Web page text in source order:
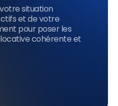
situation
et de votre
pour poser les
cohérente et